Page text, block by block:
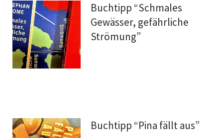
Buchtipp “Schmales
Gewässer, gefährliche
Strömung”
Buchtipp “Pina fällt aus”